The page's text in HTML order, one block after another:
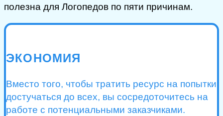
полезна для Логопедов по пяти причинам.
ЭКОНОМИЯ
Вместо того, чтобы тратить ресурс на попытки
достучаться до всех, вы сосредоточитесь на
работе с потенциальными заказчиками.